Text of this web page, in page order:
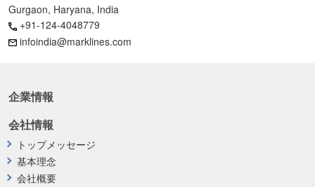
Gurgaon, Haryana, India
+91-124-4048779
infoindia@marklines.com
企業情報
会社情報
トップメッセージ
基本理念
会社概要